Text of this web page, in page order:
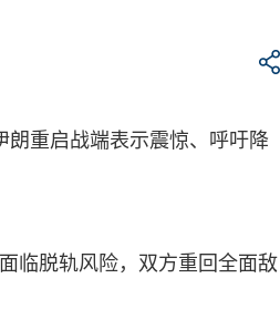
重启战端表示震惊、呼吁降
临脱轨风险，双方重回全面敌